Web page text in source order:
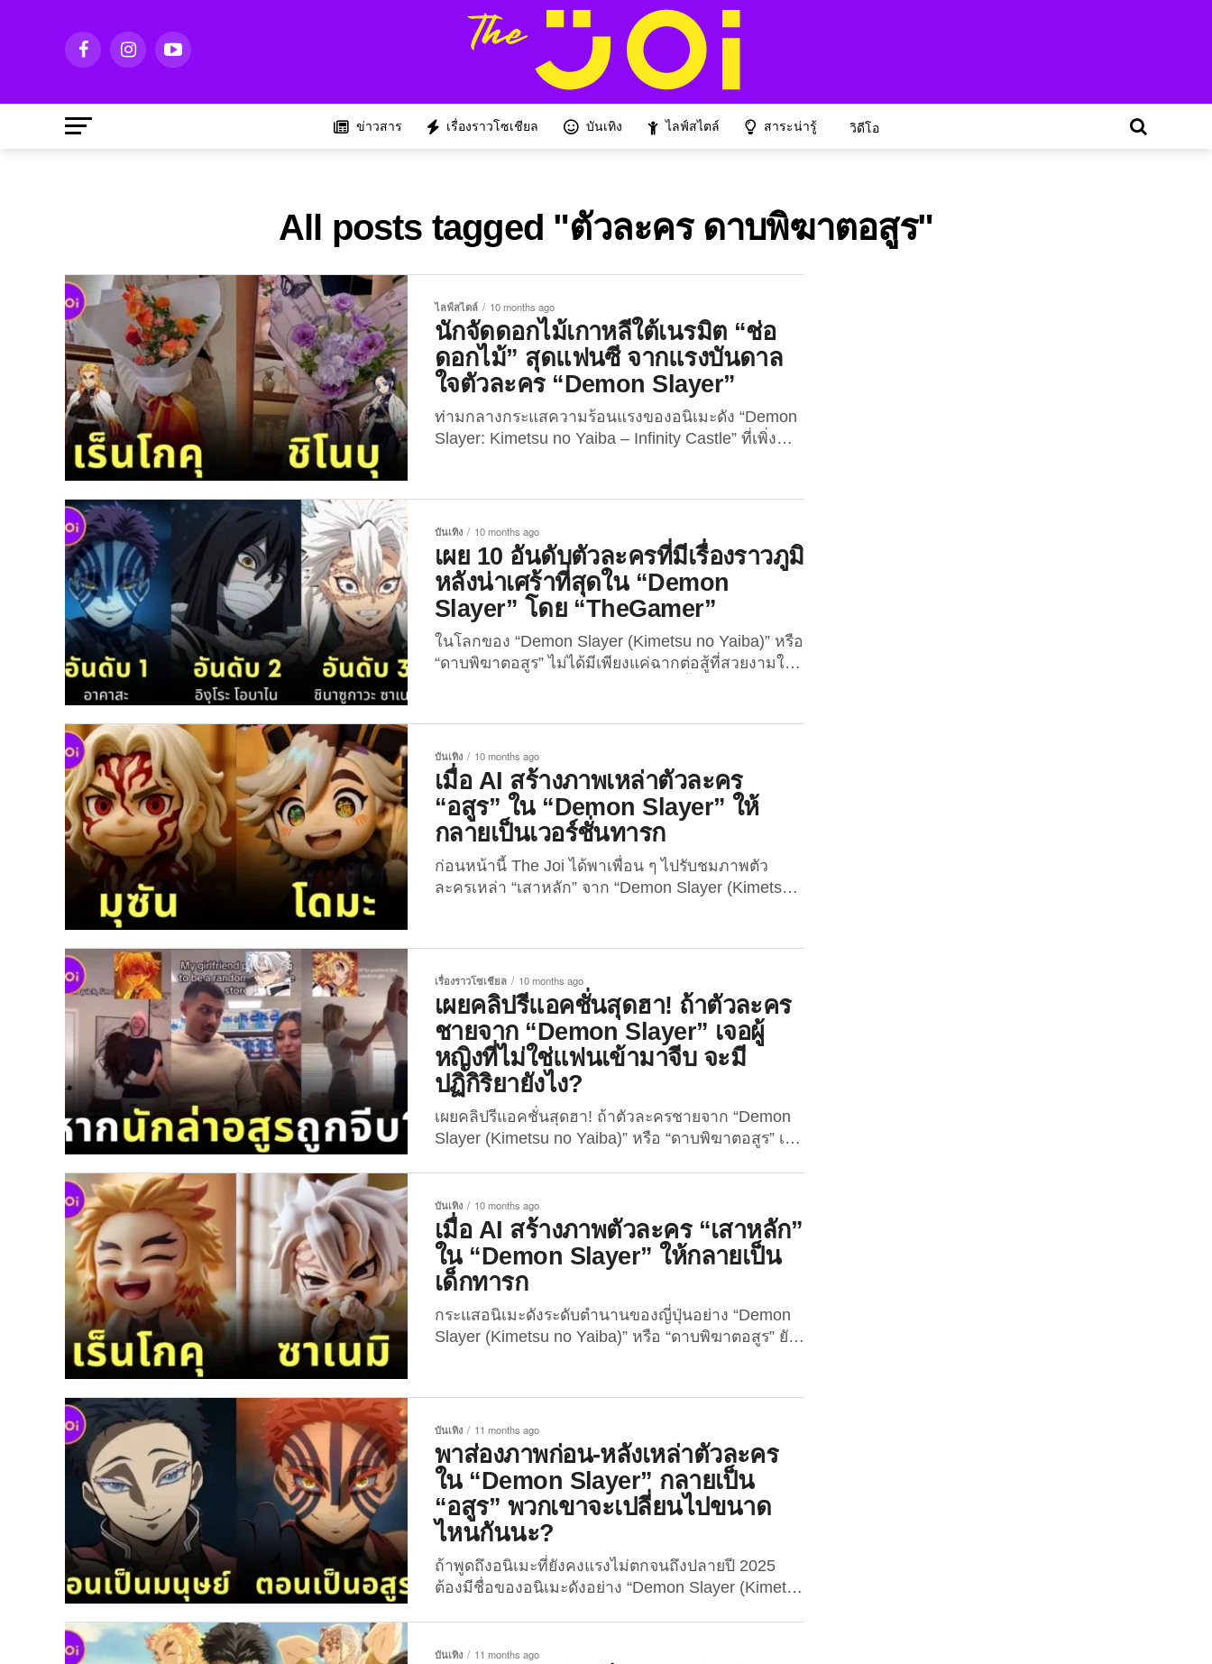
ข่าวสาร เรื่องราวโซเชียล บันเทิง ไลฟ์สไตล์ สาระน่ารู้ วิดีโอ
All posts tagged "ตัวละคร ดาบพิฆาตอสูร"
ไลฟ์สไตล์ 10 months ago
นักจัดดอกไม้เกาหลีใต้เนรมิต “ช่อ
ดอกไม้” สุดแฟนซี จากแรงบันดาล
ใจตัวละคร “Demon Slayer”
ท่ามกลางกระแสความร้อนแรงของอนิเมะดัง “Demon
Slayer: Kimetsu no Yaiba – Infinity Castle” ที่เพิ่ง
รายได้ทะลุ 20,535 ล้านบาททั่วโลก กลายเป็น “อนิเมะ
ทำเงินสูงสุดตลอดกาล” และความหลงใหลในเรื่องราว
ของเหล่านักล่าอสูรยังคงส่งแรงบันดาลใจไปสู่วงการ
ต่าง ๆ อย่างต่อเนื่อง รวมถึง “วงการจัดดอกไม้” ล่าสุดมี
นักจัดดอกไม้ชาวเกาหลีใต้ ผู้เป็นเจ้าของบัญชีอินสตา
แกรมชื่อว่า “dasoni.flower” ได้ออกมาจัดช่อดอกไม้
แบบใหม่แบบสับโดยได้แรงบันดาลใจมาจากตัวละครใน
“Demon Slayer”...
บันเทิง 10 months ago
เผย 10 อันดับตัวละครที่มีเรื่องราวภูมิ
หลังน่าเศร้าที่สุดใน “Demon
Slayer” โดย “TheGamer”
ในโลกของ “Demon Slayer (Kimetsu no Yaiba)” หรือ
“ดาบพิฆาตอสูร” ไม่ได้มีเพียงแค่ฉากต่อสู้ที่สวยงามใน
เบื้องลึกเบื้องหลังของตัวละครที่เต็มไปด้วยความเศร้า
ความสูญเสีย และความเจ็บปวด” ซึ่งถ่ายทอดออกมาได้
อย่างลึกซึ้งและกินใจจนยากจะลืม ดังนั้นในบทความนี้
The Joi เลยจะพาเพื่อน ๆ ไปรู้จักกับ 10 อันดับตัวละคร
ที่มีเรื่องราวภูมิหลังน่าเศร้าที่สุดใน “Demon Slayer”
พร้อมรายละเอียดเจาะลึกถึงสิ่งที่พวกเขาต้องเผชิญและ
แบกรับไว้ตลอดทั้งเรื่องโดยเว็บไซต์ข่าววาไรตี้บันเทิง
ของต่างประเทศ...
บันเทิง 10 months ago
เมื่อ AI สร้างภาพเหล่าตัวละคร
“อสูร” ใน “Demon Slayer” ให้
กลายเป็นเวอร์ชั่นทารก
ก่อนหน้านี้ The Joi ได้พาเพื่อน ๆ ไปรับชมภาพตัว
ละครเหล่า “เสาหลัก” จาก “Demon Slayer (Kimetsu
“อสูร” เองก็ไม่น้อยหน้า เพราะเมื่อวันที่ 3 กันยายน...
เรื่องราวโซเชียล 10 months ago
เผยคลิปรีแอคชั่นสุดฮา! ถ้าตัวละคร
ชายจาก “Demon Slayer” เจอผู้
หญิงที่ไม่ใช่แฟนเข้ามาจีบ จะมี
ปฏิกิริยายังไง?
เผยคลิปรีแอคชั่นสุดฮา! ถ้าตัวละครชายจาก “Demon
Slayer (Kimetsu no Yaiba)” หรือ “ดาบพิฆาตอสูร” เจอ
“offciall.mitsuri” ซึ่งเป็นแฟนพันธุ์แท้อนิเมะสุดฮิตอย่าง
“Demon Slayer” ได้เผยแพร่คลิปวิดีโอสุดสร้างสรรค์ที่
กลายเป็นไวรัลบนโซเชียล โดยในคลิปได้รวมภาพของ
คู่รักหลายคู่จำลองสถานการณ์ว่า “หากแฟนหนุ่มของ
ตัวเองเจอผู้หญิงแปลกหน้าที่ไม่ใช่แฟนของตนเข้ามา
จีบ จะมีปฏิกิริยาอย่างไร?” ซึ่งรีแอคชั่นของแต่ละคนก็
แสดงออกมาในรูปแบบที่แตกต่างกันไป...
บันเทิง 10 months ago
เมื่อ AI สร้างภาพตัวละคร “เสาหลัก”
ใน “Demon Slayer” ให้กลายเป็น
เด็กทารก
กระแสอนิเมะดังระดับตำนานของญี่ปุ่นอย่าง “Demon
Slayer (Kimetsu no Yaiba)” หรือ “ดาบพิฆาตอสูร” ยัง
no Yaiba The Movie – Infinity Castle” จะเข้าโรง
ภาพยนตร์ตั้งแต่เดือนกรกฎาคม 2025 ที่ผ่านมา แต่
แฟน ๆ ยังคงพูดถึงอนิเมะดังเรื่องนี้อย่างต่อเนื่องบน
แพลตฟอร์มโซเชียลมีเดียต่าง...
บันเทิง 11 months ago
พาส่องภาพก่อน-หลังเหล่าตัวละคร
ใน “Demon Slayer” กลายเป็น
“อสูร” พวกเขาจะเปลี่ยนไปขนาด
ไหนกันนะ?
ถ้าพูดถึงอนิเมะที่ยังคงแรงไม่ตกจนถึงปลายปี 2025
ต้องมีชื่อของอนิเมะดังอย่าง “Demon Slayer (Kimetsu
และตัวละครที่แฟน ๆ ทั้งรักทั้งเกลียดไม่ลง ล่าสุดบน
บันเทิง 11 months ago